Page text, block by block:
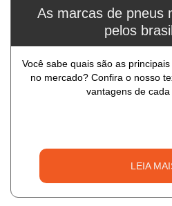
As marcas de pneus
pelos
Você sabe quais são as
no mercado? Confira o nosso
vantagens de cada
LEIA